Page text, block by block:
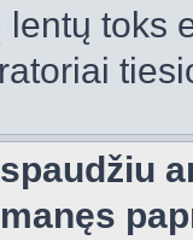
lentų toks